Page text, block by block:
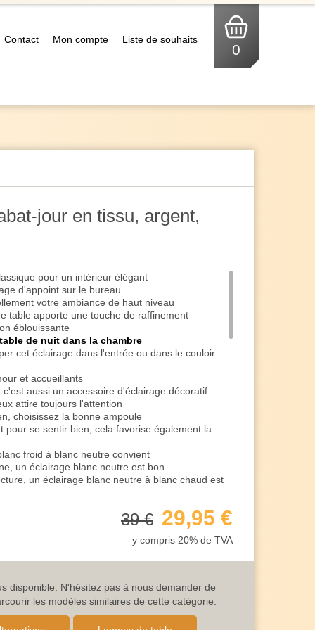
Contact Mon compte Liste de souhaits
0
jour en tissu, argent,
pour un intérieur élégant
d'appoint sur le bureau
votre ambiance de haut niveau
table apporte une touche de raffinement
éblouissante
table de nuit dans la chambre
cet éclairage dans l'entrée ou dans le couloir
et accueillants
aussi un accessoire d'éclairage décoratif
attire toujours l'attention
choisissez la bonne ampoule
pour se sentir bien, cela favorise également la
froid à blanc neutre convient
un éclairage blanc neutre est bon
un éclairage blanc neutre à blanc chaud est
terminer la journée, une teinte blanc chaud est
superbe sélection d'ampoules LED à économie
39 € 29,95 €
y compris 20% de TVA
disponible. N'hésitez pas à nous demander de
les modèles similaires de cette catégorie.